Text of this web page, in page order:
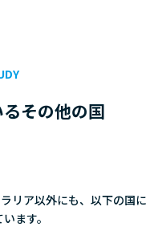
その他の国
リア以外にも、以下の国に
ます。